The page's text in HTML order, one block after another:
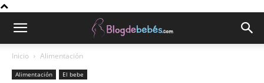
Inicio Alimentación
Alimentación El bebe